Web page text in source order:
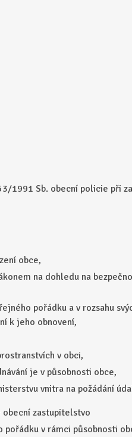
1991 Sb. obecní policie při
obce,
na dohledu na
pořádku a v rozsahu
k jeho obnovení,
v obci,
je v působnosti obce,
vnitra na požádání
zastupitelstvo
v rámci působnosti